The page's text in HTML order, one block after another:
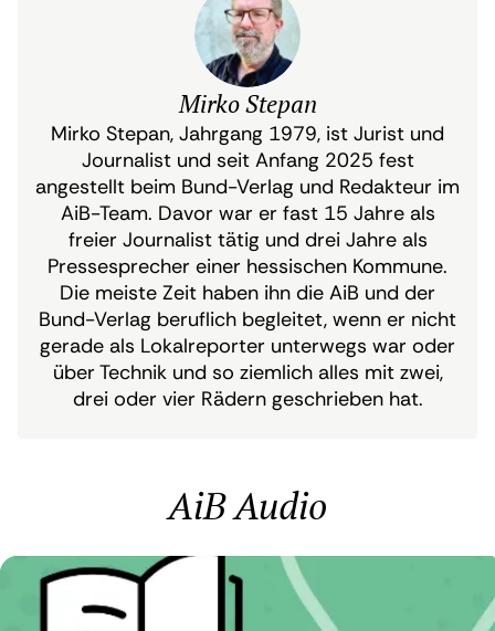
Mirko Stepan
Mirko Stepan, Jahrgang 1979, ist Jurist und
Journalist und seit Anfang 2025 fest
angestellt beim Bund-Verlag und Redakteur im
AiB-Team. Davor war er fast 15 Jahre als
freier Journalist tätig und drei Jahre als
Pressesprecher einer hessischen Kommune.
Die meiste Zeit haben ihn die AiB und der
Bund-Verlag beruflich begleitet, wenn er nicht
gerade als Lokalreporter unterwegs war oder
über Technik und so ziemlich alles mit zwei,
drei oder vier Rädern geschrieben hat.
AiB Audio